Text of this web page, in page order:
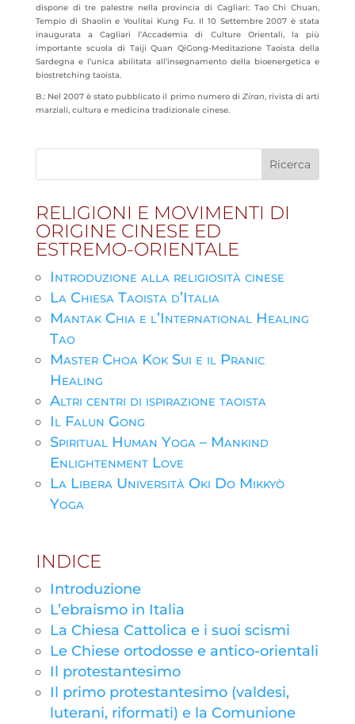
dispone di tre palestre nella provincia di Cagliari: Tao Chi Chuan,
Tempio di Shaolin e Youlitai Kung Fu. Il 10 Settembre 2007 è stata
inaugurata a Cagliari l’Accademia di Culture Orientali, la più
importante scuola di Taiji Quan QiGong-Meditazione Taoista della
Sardegna e l’unica abilitata all’insegnamento della bioenergetica e
biostretching taoista.
B.: Nel 2007 è stato pubblicato il primo numero di Ziran, rivista di arti
marziali, cultura e medicina tradizionale cinese.
RELIGIONI E MOVIMENTI DI
ORIGINE CINESE ED
ESTREMO-ORIENTALE
Introduzione alla religiosità cinese
La Chiesa Taoista d’Italia
Mantak Chia e l’International Healing
Tao
Master Choa Kok Sui e il Pranic
Healing
Altri centri di ispirazione taoista
Il Falun Gong
Spiritual Human Yoga – Mankind
Enlightenment Love
La Libera Università Oki Do Mikkyò
Yoga
INDICE
Introduzione
L’ebraismo in Italia
La Chiesa Cattolica e i suoi scismi
Le Chiese ortodosse e antico-orientali
Il protestantesimo
Il primo protestantesimo (valdesi,
luterani, riformati) e la Comunione